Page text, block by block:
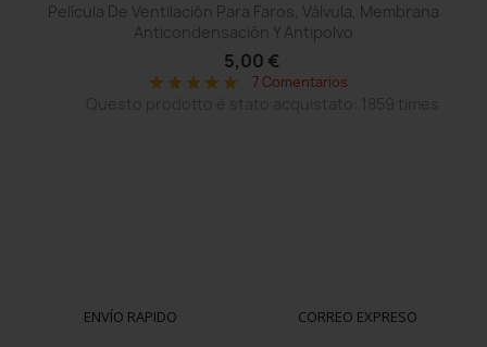
Película De Ventilación Para Faros, Válvula, Membrana
Anticondensación Y Antipolvo
5,00 €
star star star star star 7 Comentarios
ENVÍO RAPIDO CORREO EXPRESO